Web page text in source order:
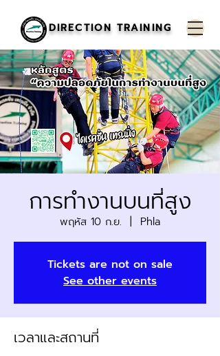
DIRECTION TRAINING
การทำงานบนที่สูง
พฤหัส 10 ก.ย. Phla
Tickets are not on sale
See other events
เวลาและสถานที่